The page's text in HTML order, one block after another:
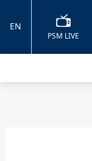
PSM LIVE
EN